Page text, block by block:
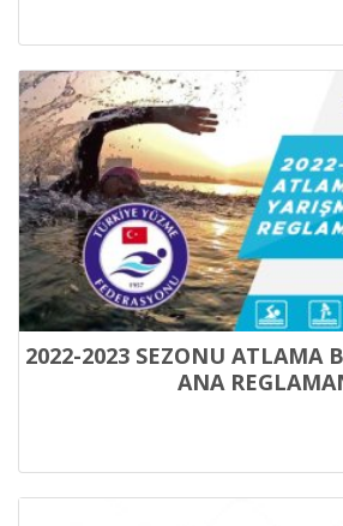
2022-2023 SEZONU ATLAMA
ANA